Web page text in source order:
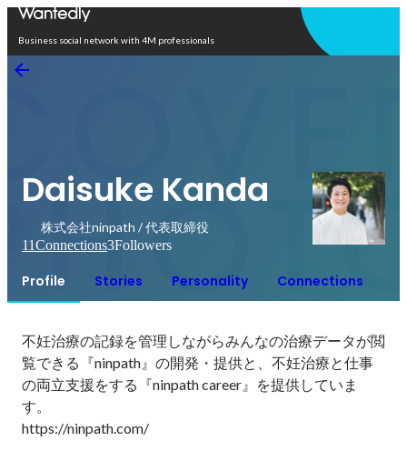
Business social network with 4M professionals
Daisuke Kanda
株式会社ninpath / 代表取締役
11Connections3Followers
Profile Stories Personality Connections
不妊治療の記録を管理しながらみんなの治療データが閲
覧できる『ninpath』の開発・提供と、不妊治療と仕事
の両立支援をする『ninpath career』を提供していま
す。
https://ninpath.com/